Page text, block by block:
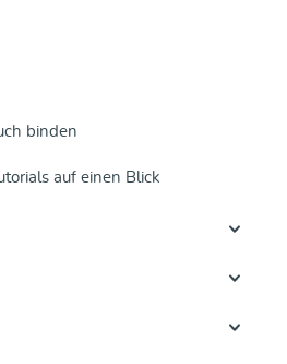
binden
auf einen Blick